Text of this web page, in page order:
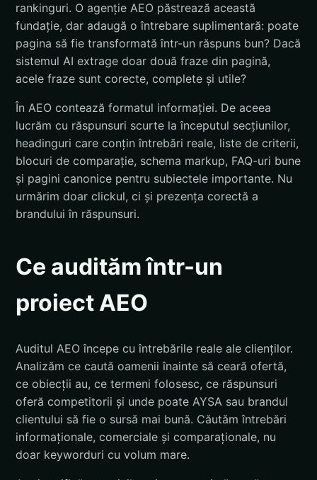
rankinguri. O agenție AEO păstrează această
fundație, dar adaugă o întrebare suplimentară: poate
pagina să fie transformată într-un răspuns bun? Dacă
sistemul AI extrage doar două fraze din pagină,
acele fraze sunt corecte, complete și utile?
În AEO contează formatul informației. De aceea
lucrăm cu răspunsuri scurte la începutul secțiunilor,
headinguri care conțin întrebări reale, liste de criterii,
blocuri de comparație, schema markup, FAQ-uri bune
și pagini canonice pentru subiectele importante. Nu
urmărim doar clickul, ci și prezența corectă a
brandului în răspunsuri.
Ce audităm într-un
proiect AEO
Auditul AEO începe cu întrebările reale ale clienților.
Analizăm ce caută oamenii înainte să ceară ofertă,
ce obiecții au, ce termeni folosesc, ce răspunsuri
oferă competitorii și unde poate AYSA sau brandul
clientului să fie o sursă mai bună. Căutăm întrebări
informaționale, comerciale și comparaționale, nu
doar keyworduri cu volum mare.